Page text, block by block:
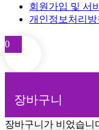
회원가입 및 서
개인정보처리방
0
장바구니
장바구니가 비었습니